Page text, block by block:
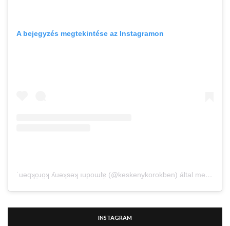
A bejegyzés megtekintése az Instagramon
˙uǝqʞo̤ɹo̤ʞ ʎuǝʞsǝʞ ıupoɯlɐ̗ (@keskenykorokben) által megosztott bejegyzés
INSTAGRAM